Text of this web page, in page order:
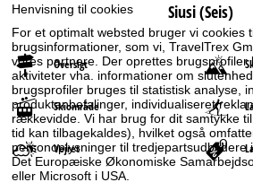
Henvisning til cookies
For et optimalt websted bruger vi cookies
brugsinformationer, som vi, TravelTrex
vores partnere. Der oprettes brugsprofiler
aktiviteter vha. informationer om
brugsprofiler bruges til statistisk analyse,
produktanbefalinger, individualiseret
rækkevidde. Vi har brug for dit samtykke
tid kan tilbagekaldes), hvilket også
personoplysninger til tredjepartsudbydere
Det Europæiske Økonomiske
eller Microsoft i USA.
Siusi (Seis)
Oversigt
Skiområde
Vejret